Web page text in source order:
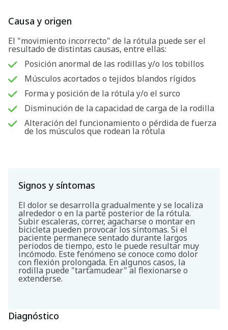
Causa y origen
El "movimiento incorrecto" de la rótula puede ser el
resultado de distintas causas, entre ellas:
Posición anormal de las rodillas y/o los tobillos
Músculos acortados o tejidos blandos rígidos
Forma y posición de la rótula y/o el surco
Disminución de la capacidad de carga de la rodilla
Alteración del funcionamiento o pérdida de fuerza
de los músculos que rodean la rótula
Signos y síntomas
El dolor se desarrolla gradualmente y se localiza
alrededor o en la parte posterior de la rótula.
Subir escaleras, correr, agacharse o montar en
bicicleta pueden provocar los síntomas. Si el
paciente permanece sentado durante largos
periodos de tiempo, esto le puede resultar muy
incómodo. Este fenómeno se conoce como dolor
con flexión prolongada. En algunos casos, la
rodilla puede "tartamudear" al flexionarse o
extenderse.
Diagnóstico